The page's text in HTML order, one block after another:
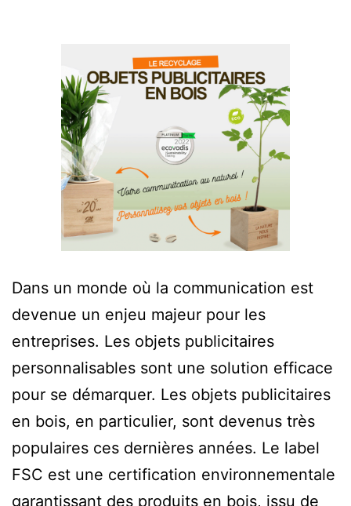
Dans un monde où la communication est
devenue un enjeu majeur pour les
entreprises. Les objets publicitaires
personnalisables sont une solution efficace
pour se démarquer. Les objets publicitaires
en bois, en particulier, sont devenus très
populaires ces dernières années. Le label
FSC est une certification environnementale
garantissant des produits en bois, issu de